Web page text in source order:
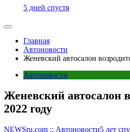
5 дней спустя
Главная
Автоновости
Женевский автосалон
Автоновости
Женевский автосалон
2022 году
NEWSru.com :: Автоновости5 лет